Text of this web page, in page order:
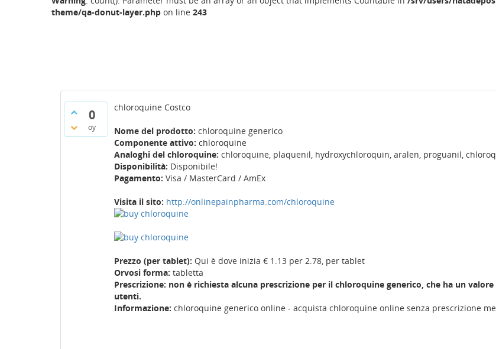
theme/qa-donut-layer.php on line 243
0
oy
chloroquine Costco
Nome del prodotto: chloroquine generico
Componente attivo: chloroquine
Analoghi del chloroquine: chloroquine, plaquenil, hydroxychloroquin, aralen, proguanil,
Disponibilità: Disponibile!
Pagamento: Visa / MasterCard / AmEx
Visita il sito: http://onlinepainpharma.com/chloroquine
Prezzo (per tablet): Qui è dove inizia € 1.13 per 2.78, per tablet
Orvosi forma: tabletta
Prescrizione: non è richiesta alcuna prescrizione per il chloroquine generico, che ha un
utenti.
Informazione: chloroquine generico online - acquista chloroquine online senza prescrizione